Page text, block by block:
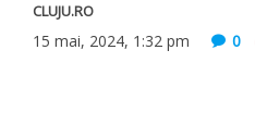
CLUJU.RO
15 mai, 2024, 1:32 pm 0